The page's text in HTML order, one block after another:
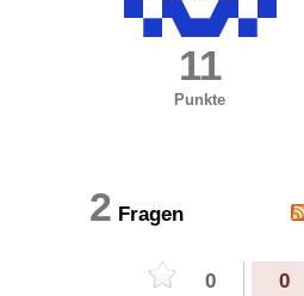
11
Punkte
2 Fragen
0 0